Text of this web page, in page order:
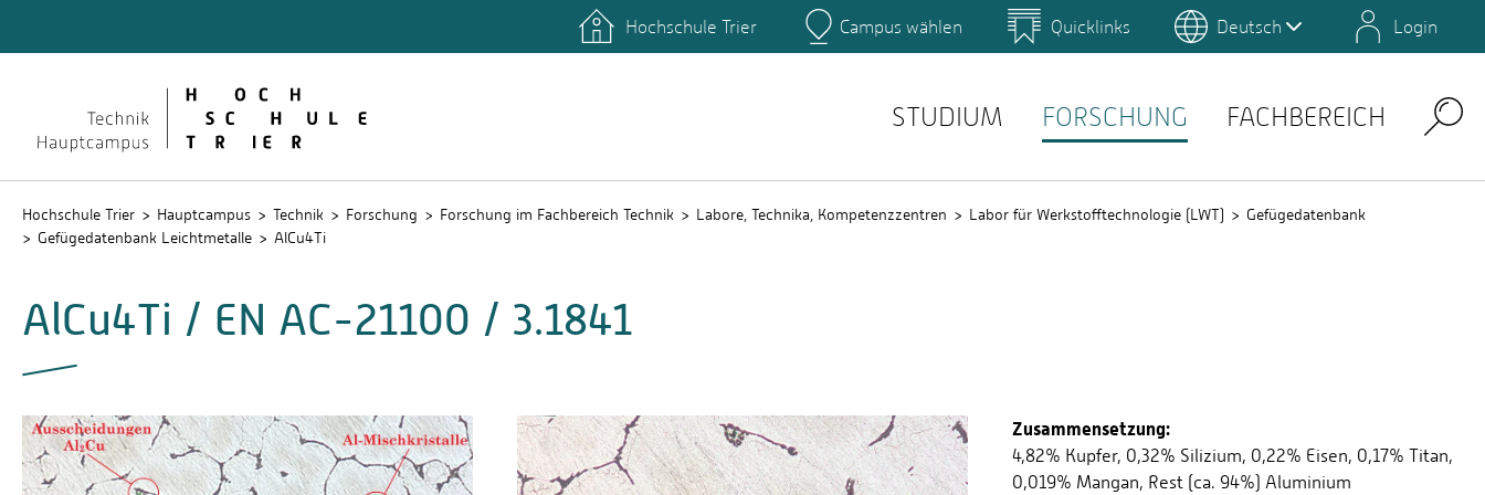
Hauptcampus Campus Gestaltung Umwelt-Campus Birkenfeld
Rechenzentrum
Lernplattformen
Hochschule Trier Campus wählen Quicklinks Deutsch Login
STUDIUM FORSCHUNG FACHBEREICH Search
Hochschule Trier Hauptcampus Technik Forschung Forschung im Fachbereich Technik Labore, Technika, Kompetenzzentren Labor für Werkstofftechnologie (LWT)
Gefügedatenbank
Gefügedatenbank Leichtmetalle
AlCu4Ti
AlCu4Ti / EN AC-21100 / 3.1841
Zusammensetzung:
4,82% Kupfer, 0,32% Silizium, 0,22% Eisen, 0,17% Titan,
0,019% Mangan, Rest (ca. 94%) Aluminium